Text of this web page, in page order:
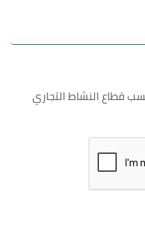
قطاع النشاط التجاري